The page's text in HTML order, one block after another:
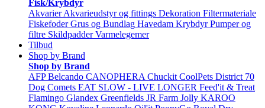
Fisk/Krybdyr
Akvarier Akvarieudstyr og fittings Dekoration Filtermateriale
Fiskefoder Grus og Bundlag Havedam Krybdyr Pumper og
filtre Skildpadder Varmelegemer
Tilbud
Shop by Brand
Shop by Brand
AFP Belcando CANOPHERA Chuckit CoolPets District 70
Dog Comets EAT SLOW - LIVE LONGER Feed'it & Treat
Flamingo Glandex Greenfields JR Farm Jolly KAROO